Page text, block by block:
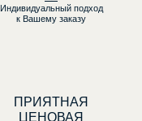
Индивидуальный подход
к Вашему заказу
ПРИЯТНАЯ
ЦЕНОВАЯ